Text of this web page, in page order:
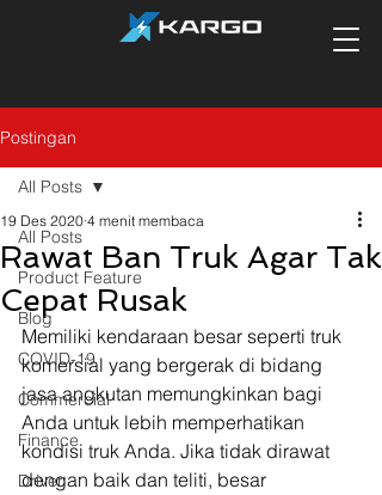
Postingan
All Posts
Product Feature
Blog
COVID-19
Commercial
Finance
Driver
All Posts
Rawat Ban Truk Agar Tak
Cepat Rusak
19 Des 2020 4 menit membaca
Memiliki kendaraan besar seperti truk
komersial yang bergerak di bidang
jasa angkutan memungkinkan bagi
Anda untuk lebih memperhatikan
kondisi truk Anda. Jika tidak dirawat
dengan baik dan teliti, besar